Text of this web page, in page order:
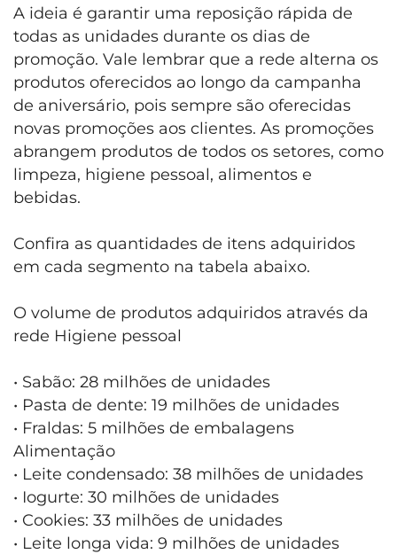
A ideia é garantir uma reposição rápida de
todas as unidades durante os dias de
promoção. Vale lembrar que a rede alterna os
produtos oferecidos ao longo da campanha
de aniversário, pois sempre são oferecidas
novas promoções aos clientes. As promoções
abrangem produtos de todos os setores, como
limpeza, higiene pessoal, alimentos e
bebidas.
Confira as quantidades de itens adquiridos
em cada segmento na tabela abaixo.
O volume de produtos adquiridos através da
rede Higiene pessoal
• Sabão: 28 milhões de unidades
• Pasta de dente: 19 milhões de unidades
• Fraldas: 5 milhões de embalagens
Alimentação
• Leite condensado: 38 milhões de unidades
• Iogurte: 30 milhões de unidades
• Cookies: 33 milhões de unidades
• Leite longa vida: 9 milhões de unidades